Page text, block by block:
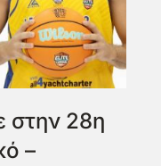
στην 28η
–